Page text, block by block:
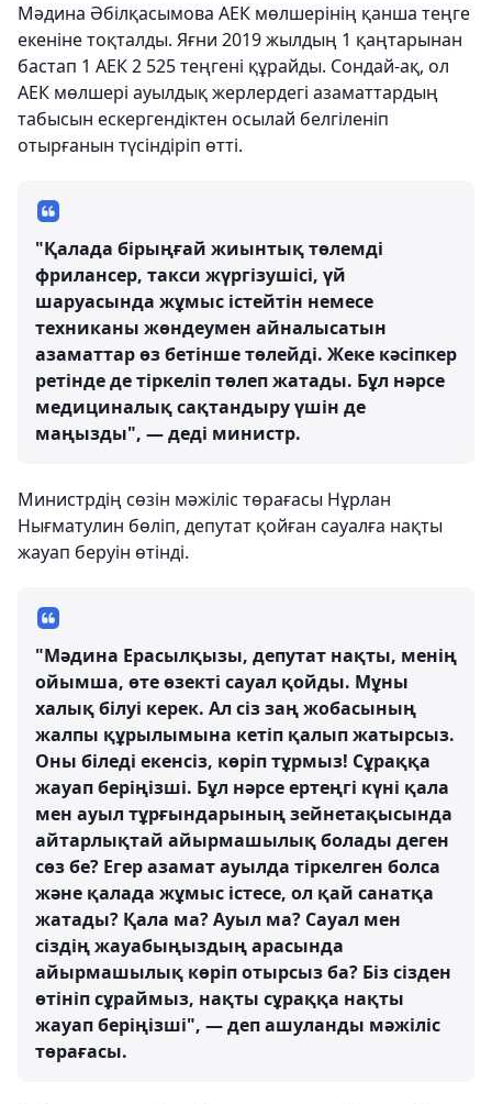
Мәдина Әбілқасымова АЕК мөлшерінің қанша теңге
екеніне тоқталды. Яғни 2019 жылдың 1 қаңтарынан
бастап 1 АЕК 2 525 теңгені құрайды. Сондай-ақ, ол
АЕК мөлшері ауылдық жерлердегі азаматтардың
табысын ескергендіктен осылай белгіленіп
отырғанын түсіндіріп өтті.
"Қалада бірыңғай жиынтық төлемді
фрилансер, такси жүргізушісі, үй
шаруасында жұмыс істейтін немесе
техниканы жөндеумен айналысатын
азаматтар өз бетінше төлейді. Жеке кәсіпкер
ретінде де тіркеліп төлеп жатады. Бұл нәрсе
медициналық сақтандыру үшін де
маңызды", — деді министр.
Министрдің сөзін мәжіліс төрағасы Нұрлан
Нығматулин бөліп, депутат қойған сауалға нақты
жауап беруін өтінді.
"Мәдина Ерасылқызы, депутат нақты, менің
ойымша, өте өзекті сауал қойды. Мұны
халық білуі керек. Ал сіз заң жобасының
жалпы құрылымына кетіп қалып жатырсыз.
Оны біледі екенсіз, көріп тұрмыз! Сұраққа
жауап беріңізші. Бұл нәрсе ертеңгі күні қала
мен ауыл тұрғындарының зейнетақысында
айтарлықтай айырмашылық болады деген
сөз бе? Егер азамат ауылда тіркелген болса
және қалада жұмыс істесе, ол қай санатқа
жатады? Қала ма? Ауыл ма? Сауал мен
сіздің жауабыңыздың арасында
айырмашылық көріп отырсыз ба? Біз сізден
өтініп сұраймыз, нақты сұраққа нақты
жауап беріңізші", — деп ашуланды мәжіліс
төрағасы.